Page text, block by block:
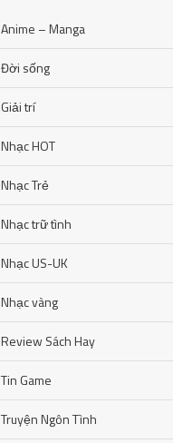
Anime – Manga
Đời sống
Giải trí
Nhạc HOT
Nhạc Trẻ
Nhạc trữ tình
Nhạc US-UK
Nhạc vàng
Review Sách Hay
Tin Game
Truyện Ngôn Tình